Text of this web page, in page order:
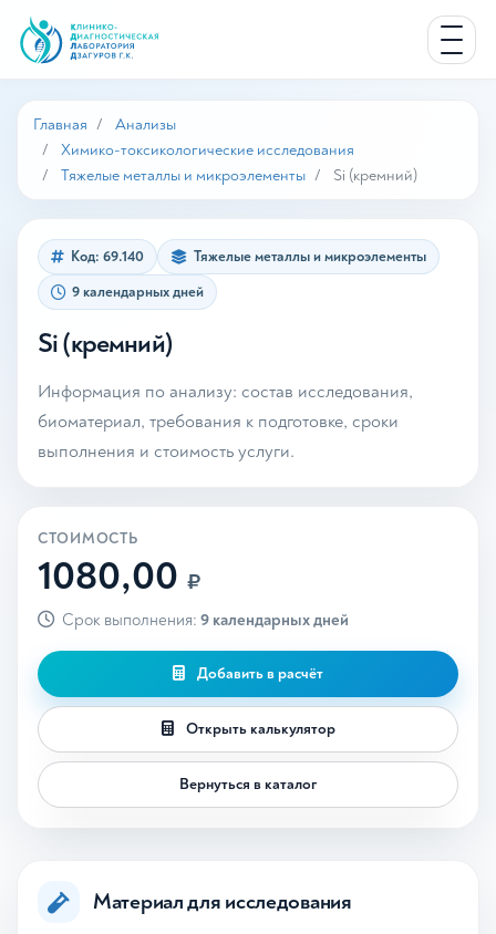
Главная
Анализы
Химико-токсикологические исследования
Тяжелые металлы и микроэлементы
Si (кремний)
Код: 69.140
Тяжелые металлы и микроэлементы
9 календарных дней
Si (кремний)
Информация по анализу: состав исследования,
биоматериал, требования к подготовке, сроки
выполнения и стоимость услуги.
СТОИМОСТЬ
1080,00 ₽
Срок выполнения: 9 календарных дней
Добавить в расчёт
Открыть калькулятор
Вернуться в каталог
Материал для исследования